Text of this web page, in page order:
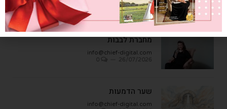
info@chief-digital.com
26/07/2026
0
מחברת לבבות
info@chief-digital.com
שער הדמעות
info@chief-digital.com